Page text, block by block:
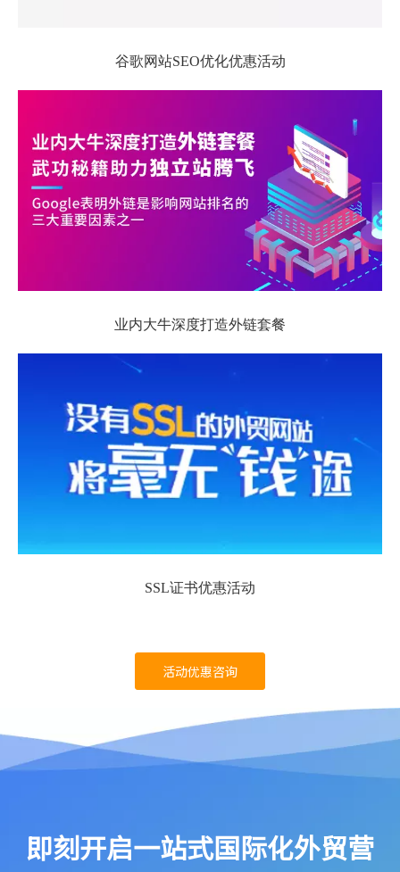
谷歌网站SEO优化优惠活动
业内大牛深度打造外链套餐
SSL证书优惠活动
活动优惠咨询
即刻开启一站式国际化外贸营